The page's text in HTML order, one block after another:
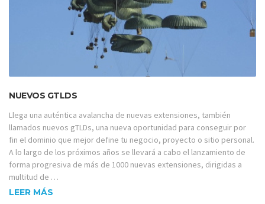
NUEVOS GTLDS
Llega una auténtica avalancha de nuevas extensiones, también
llamados nuevos gTLDs, una nueva oportunidad para conseguir por
fin el dominio que mejor define tu negocio, proyecto o sitio personal.
A lo largo de los próximos años se llevará a cabo el lanzamiento de
forma progresiva de más de 1000 nuevas extensiones, dirigidas a
multitud de …
LEER MÁS